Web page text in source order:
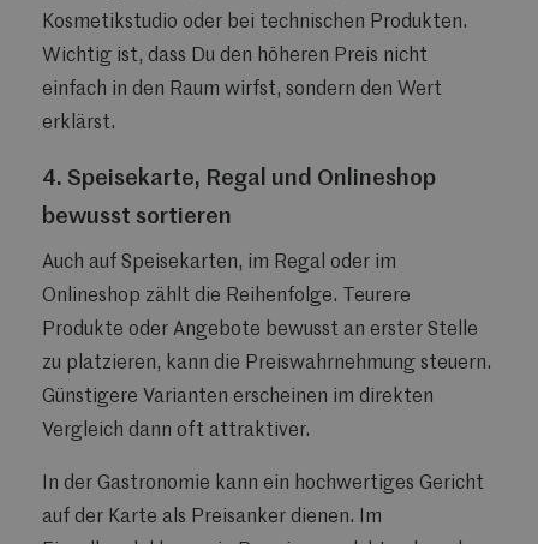
Kosmetikstudio oder bei technischen Produkten.
Wichtig ist, dass Du den höheren Preis nicht
einfach in den Raum wirfst, sondern den Wert
erklärst.
4. Speisekarte, Regal und Onlineshop
bewusst sortieren
Auch auf Speisekarten, im Regal oder im
Onlineshop zählt die Reihenfolge. Teurere
Produkte oder Angebote bewusst an erster Stelle
zu platzieren, kann die Preiswahrnehmung steuern.
Günstigere Varianten erscheinen im direkten
Vergleich dann oft attraktiver.
In der Gastronomie kann ein hochwertiges Gericht
auf der Karte als Preisanker dienen. Im